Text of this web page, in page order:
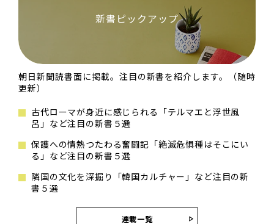
新書ピックアップ
朝日新聞読書面に掲載。注目の新書を紹介します。（随時
更新）
古代ローマが身近に感じられる「テルマエと浮世風
呂」など注目の新書５選
保護への情熱つたわる奮闘記「絶滅危惧種はそこにい
る」など注目の新書５選
隣国の文化を深掘り「韓国カルチャー」など注目の新
書５選
連載一覧